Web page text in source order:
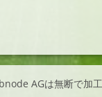
AGは無断で加工